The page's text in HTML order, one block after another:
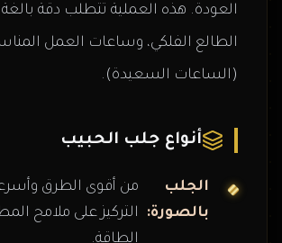
العودة. هذه العملية تتطلب دقة
الطالع الفلكي، وساعات العمل
(الساعات السعيدة).
أنواع جلب الحبيب
الجلب
بالصورة:
من أقوى الطرق
التركيز على ملامح
الطاقة.